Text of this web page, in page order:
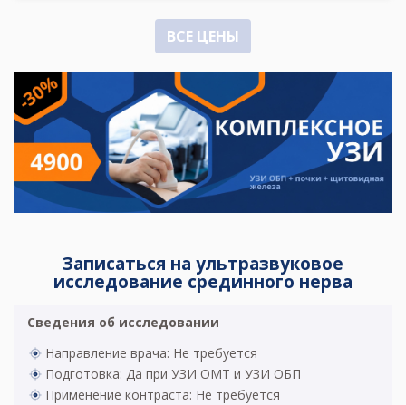
ВСЕ ЦЕНЫ
Записаться на ультразвуковое
исследование срединного нерва
Сведения об исследовании
Направление врача: Не требуется
Подготовка: Да при УЗИ ОМТ и УЗИ ОБП
Применение контраста: Не требуется